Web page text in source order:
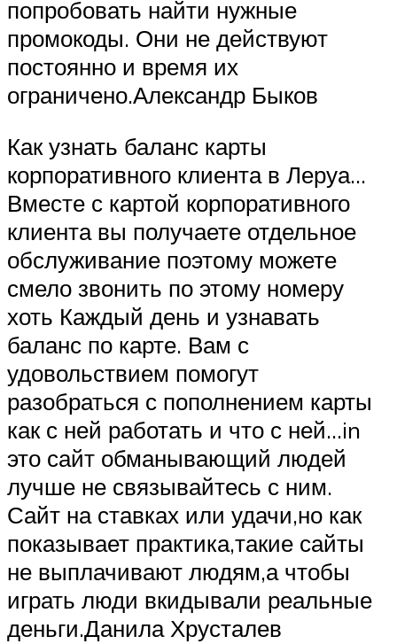
попробовать найти нужные
промокоды. Они не действуют
постоянно и время их
ограничено.Александр Быков
Как узнать баланс карты
корпоративного клиента в Леруа…
Вместе с картой корпоративного
клиента вы получаете отдельное
обслуживание поэтому можете
смело звонить по этому номеру
хоть Каждый день и узнавать
баланс по карте. Вам с
удовольствием помогут
разобраться с пополнением карты
как с ней работать и что с ней…in
это сайт обманывающий людей
лучше не связывайтесь с ним.
Сайт на ставках или удачи,но как
показывает практика,такие сайты
не выплачивают людям,а чтобы
играть люди вкидывали реальные
деньги.Данила Хрусталев